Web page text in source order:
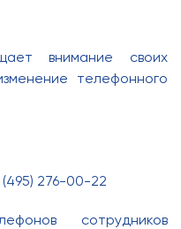
внимание своих
телефонного
276-00-22
сотрудников